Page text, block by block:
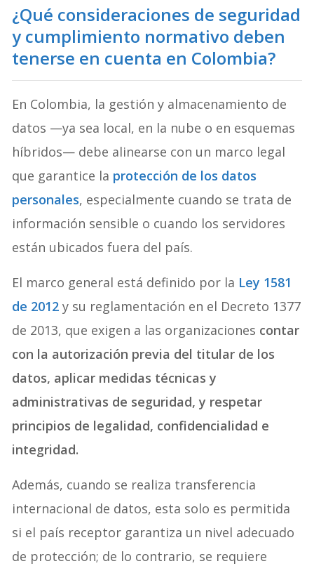
¿Qué consideraciones de seguridad
y cumplimiento normativo deben
tenerse en cuenta en Colombia?
En Colombia, la gestión y almacenamiento de
datos —ya sea local, en la nube o en esquemas
híbridos— debe alinearse con un marco legal
que garantice la protección de los datos
personales, especialmente cuando se trata de
información sensible o cuando los servidores
están ubicados fuera del país.
El marco general está definido por la Ley 1581
de 2012 y su reglamentación en el Decreto 1377
de 2013, que exigen a las organizaciones contar
con la autorización previa del titular de los
datos, aplicar medidas técnicas y
administrativas de seguridad, y respetar
principios de legalidad, confidencialidad e
integridad.
Además, cuando se realiza transferencia
internacional de datos, esta solo es permitida
si el país receptor garantiza un nivel adecuado
de protección; de lo contrario, se requiere